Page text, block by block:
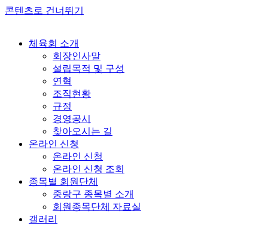
콘텐츠로 건너뛰기
체육회 소개
회장인사말
설립목적 및 구성
연혁
조직현황
규정
경영공시
찾아오시는 길
온라인 신청
온라인 신청
온라인 신청 조회
종목별 회원단체
중랑구 종목별 소개
회원종목단체 자료실
갤러리